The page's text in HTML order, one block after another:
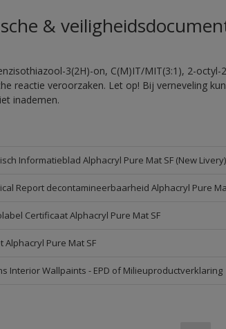
&
3(2H)-on, C(M)IT/MIT(3:1), 2-
reactie veroorzaken. Let op! Bij verneveling
inademen.
Informatieblad Alphacryl Pure Mat SF (New Livery)
Report decontamineerbaarheid Alphacryl Pure
Certificaat Alphacryl Pure Mat SF
Alphacryl Pure Mat SF
Interior Wallpaints - EPD of Milieuproductverklaring